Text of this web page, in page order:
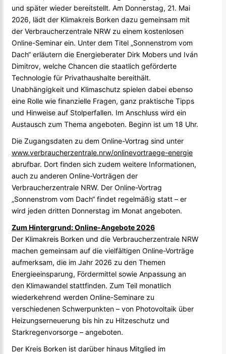
und später wieder bereitstellt. Am Donnerstag, 21. Mai
2026, lädt der Klimakreis Borken dazu gemeinsam mit
der Verbraucherzentrale NRW zu einem kostenlosen
Online-Seminar ein. Unter dem Titel „Sonnenstrom vom
Dach“ erläutern die Energieberater Dirk Mobers und Iván
Dimitrov, welche Chancen die staatlich geförderte
Technologie für Privathaushalte bereithält.
Unabhängigkeit und Klimaschutz spielen dabei ebenso
eine Rolle wie finanzielle Fragen, ganz praktische Tipps
und Hinweise auf Stolperfallen. Im Anschluss wird ein
Austausch zum Thema angeboten. Beginn ist um 18 Uhr.
Die Zugangsdaten zu dem Online-Vortrag sind unter
www.verbraucherzentrale.nrw/onlinevortraege-energie
abrufbar. Dort finden sich zudem weitere Informationen,
auch zu anderen Online-Vorträgen der
Verbraucherzentrale NRW. Der Online-Vortrag
„Sonnenstrom vom Dach“ findet regelmäßig statt – er
wird jeden dritten Donnerstag im Monat angeboten.
Zum Hintergrund: Online-Angebote 2026
Der Klimakreis Borken und die Verbraucherzentrale NRW
machen gemeinsam auf die vielfältigen Online-Vorträge
aufmerksam, die im Jahr 2026 zu den Themen
Energieeinsparung, Fördermittel sowie Anpassung an
den Klimawandel stattfinden. Zum Teil monatlich
wiederkehrend werden Online-Seminare zu
verschiedenen Schwerpunkten – von Photovoltaik über
Heizungserneuerung bis hin zu Hitzeschutz und
Starkregenvorsorge – angeboten.
Der Kreis Borken ist darüber hinaus Mitglied im